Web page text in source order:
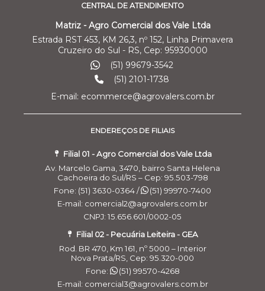
CENTRAL DE ATENDIMENTO
Matriz - Agro Comercial dos Vale Ltda
Estrada RST 453, KM 26,3, nº 152, Linha Primavera
Cruzeiro do Sul - RS, Cep: 95930000
(51) 99679-3542
(51) 2101-1738
E-mail: ecommerce@agrovalers.com.br
ENDEREÇOS DE FILIAIS
Filial 01 - Agro Comercial dos Vale Ltda
Av. Marcelo Gama, 3470, bairro Santa Helena
Cachoeira do Sul/RS – Cep: 95.503-798
Fone: (51) 3630-0364 /
(51) 99970-7400
E-mail: comercial2@agrovalers.com.br
CNPJ: 15.656.601/0002-05
Filial 02 - Pecuária Leiteira - GEA
Rod. BR 470, Km 161, nº 5000 – Interior
Nova Prata/RS, Cep: 95.320-000
Fone:
(51) 99570-4268
E-mail: comercial3@agrovalers.com.br